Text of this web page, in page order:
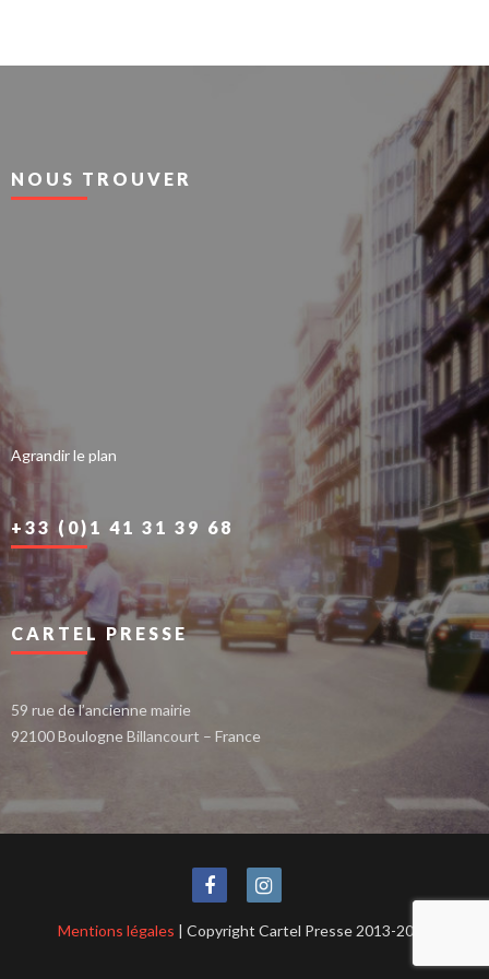
NOUS TROUVER
Agrandir le plan
+33 (0)1 41 31 39 68
CARTEL PRESSE
59 rue de l’ancienne mairie
92100 Boulogne Billancourt – France
Mentions légales | Copyright Cartel Presse 2013-2021